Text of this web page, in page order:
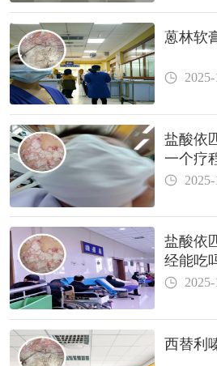
蒽林软
2025-
盐酸依
一个疗
盐酸依
经能吃
西替利